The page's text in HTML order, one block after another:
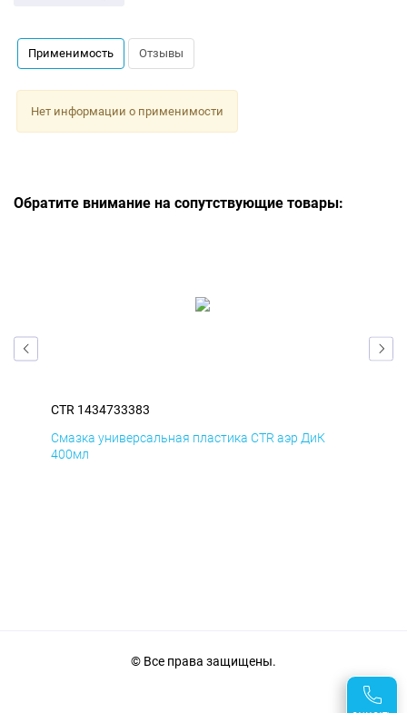
Применимость Отзывы
Нет информации о применимости
Обратите внимание на сопутствующие товары:
CTR 1434733383
Смазка универсальная пластика CTR аэр ДиК
400мл
© Все права защищены.